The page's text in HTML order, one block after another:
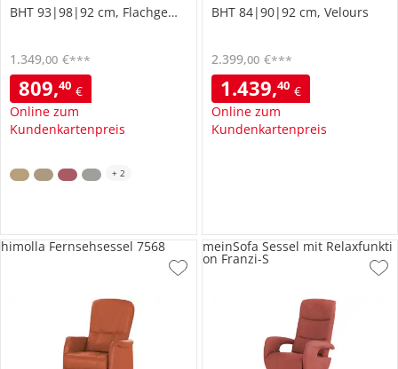
BHT 93|98|92 cm, Flachgewebe
809,40 €
Online zum
Kundenkartenpreis
1.349,00 €***
+ 2
BHT 84|90|92 cm, Velours
1.439,40 €
Online zum
Kundenkartenpreis
2.399,00 €***
himolla Fernsehsessel 7568 meinSofa Sessel mit Relaxfunkti
on Franzi-S